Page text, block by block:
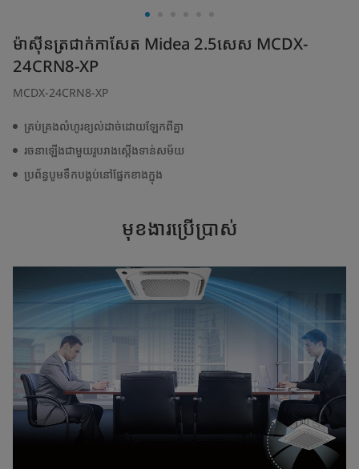
ម៉ាស៊ីនត្រជាក់កាសែត Midea 2.5សេស MCDX-
24CRN8-XP
MCDX-24CRN8-XP
គ្រប់គ្រងលំហូរខ្យល់ដាច់ដោយឡែកពីគ្នា
រចនាឡើងជាមួយរូបរាងស្តើងទាន់សម័យ
ប្រព័ន្ធបូមទឹកបង្គប់នៅផ្នែកខាងក្នុង
មុខងារប្រើប្រាស់